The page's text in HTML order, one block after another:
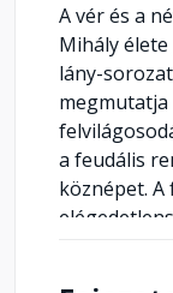
A vér és a
Mihály
lány-
a feudális
köznépet.